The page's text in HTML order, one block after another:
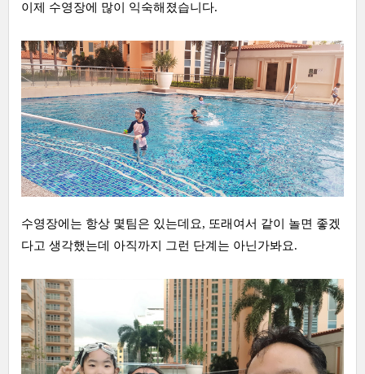
이제 수영장에 많이 익숙해졌습니다.
수영장에는 항상 몇팀은 있는데요, 또래여서 같이 놀면 좋겠
다고 생각했는데 아직까지 그런 단계는 아닌가봐요.